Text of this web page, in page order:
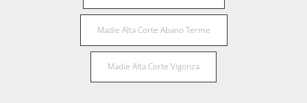
Madie Alta Corte Abano Terme
Madie Alta Corte Vigonza